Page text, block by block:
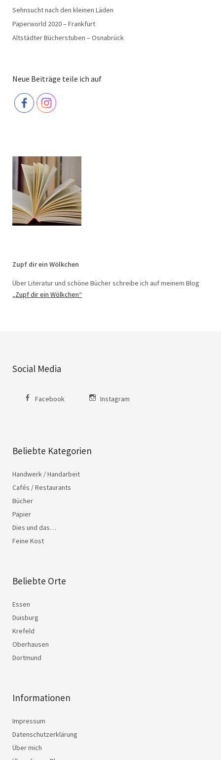
Sehnsucht nach den kleinen Läden
Paperworld 2020 – Frankfurt
Altstädter Bücherstuben – Osnabrück
Neue Beiträge teile ich auf
Zupf dir ein Wölkchen
Über Literatur und schöne Bücher schreibe ich auf meinem Blog
„Zupf dir ein Wölkchen“
Social Media
Facebook Instagram
Beliebte Kategorien
Handwerk / Handarbeit
Cafés / Restaurants
Bücher
Papier
Dies und das…
Feine Kost
Beliebte Orte
Essen
Duisburg
Krefeld
Oberhausen
Dortmund
Informationen
Impressum
Datenschutzerklärung
Über mich